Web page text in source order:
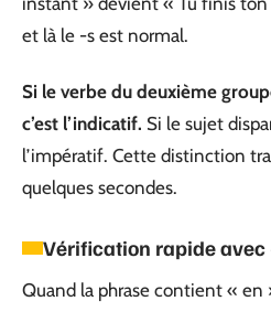
et là le -s est normal.
Si le verbe du deuxième
c’est l’indicatif. Si le sujet
l’impératif. Cette distinction
quelques secondes.
Vérification rapide avec
Quand la phrase contient «